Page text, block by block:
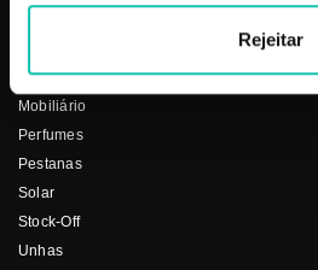
Rejeitar
Makeup
Mobiliário
Perfumes
Pestanas
Solar
Stock-Off
Unhas
Social